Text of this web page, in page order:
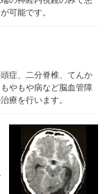
可能です。
症、二分脊椎、てんか
やもや病など脳血管障
療を行います。